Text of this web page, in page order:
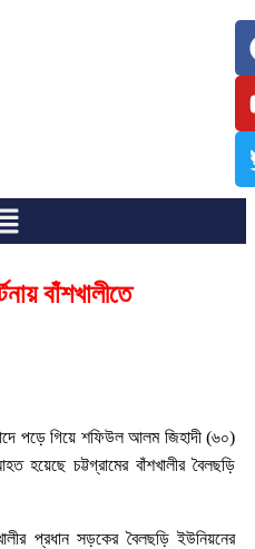
বাঁশখালীতে
পড়ে গিয়ে শফিউল আলম জিহাদী (৬০)
চট্টগ্রামের বাঁশখালীর বৈলছড়ি
প্রধান সড়কের বৈলছড়ি ইউনিয়নের